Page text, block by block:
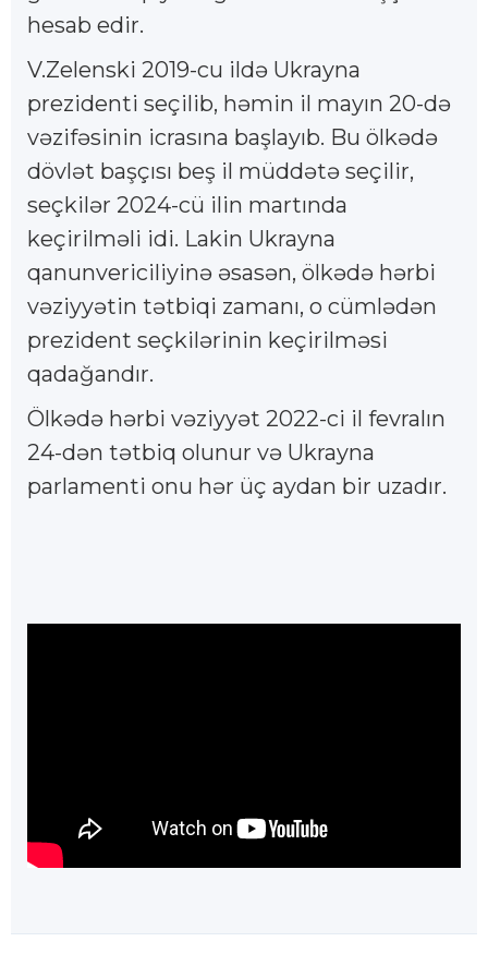
hesab edir.
V.Zelenski 2019-cu ildə Ukrayna
prezidenti seçilib, həmin il mayın 20-də
vəzifəsinin icrasına başlayıb. Bu ölkədə
dövlət başçısı beş il müddətə seçilir,
seçkilər 2024-cü ilin martında
keçirilməli idi. Lakin Ukrayna
qanunvericiliyinə əsasən, ölkədə hərbi
vəziyyətin tətbiqi zamanı, o cümlədən
prezident seçkilərinin keçirilməsi
qadağandır.
Ölkədə hərbi vəziyyət 2022-ci il fevralın
24-dən tətbiq olunur və Ukrayna
parlamenti onu hər üç aydan bir uzadır.